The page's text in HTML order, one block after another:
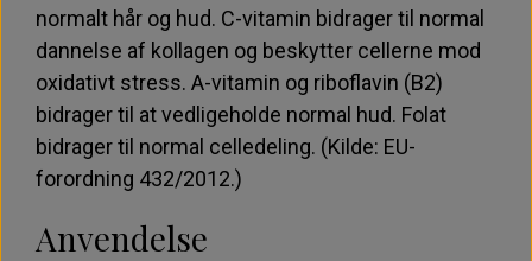
normalt hår og hud. C-vitamin bidrager til normal
dannelse af kollagen og beskytter cellerne mod
oxidativt stress. A-vitamin og riboflavin (B2)
bidrager til at vedligeholde normal hud. Folat
bidrager til normal celledeling. (Kilde: EU-
forordning 432/2012.)
Anvendelse